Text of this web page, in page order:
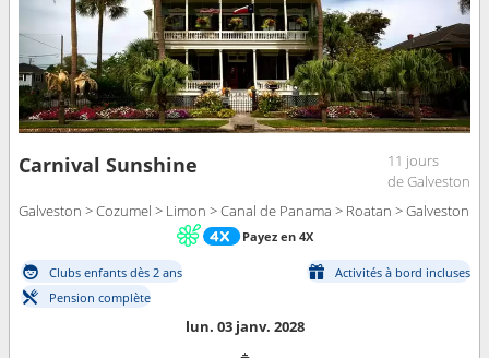
Carnival Sunshine
11 jours
de Galveston
Galveston > Cozumel > Limon > Canal de Panama > Roatan > Galveston
Payez en 4X
Clubs enfants dès 2 ans
Activités à bord incluses
Pension complète
lun. 03 janv. 2028